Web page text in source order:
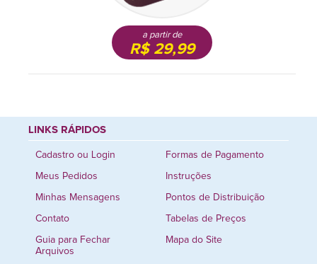
a partir de
R$ 29,99
LINKS RÁPIDOS
Cadastro ou Login
Meus Pedidos
Minhas Mensagens
Contato
Guia para Fechar
Arquivos
Formas de Pagamento
Instruções
Pontos de Distribuição
Tabelas de Preços
Mapa do Site